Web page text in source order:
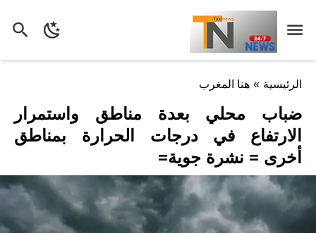
الرئيسية » هنا المغرب
ضباب محلي بعدة مناطق واستمرار
الارتفاع في درجات الحرارة بمناطق
أخرى = نشرة جوية=